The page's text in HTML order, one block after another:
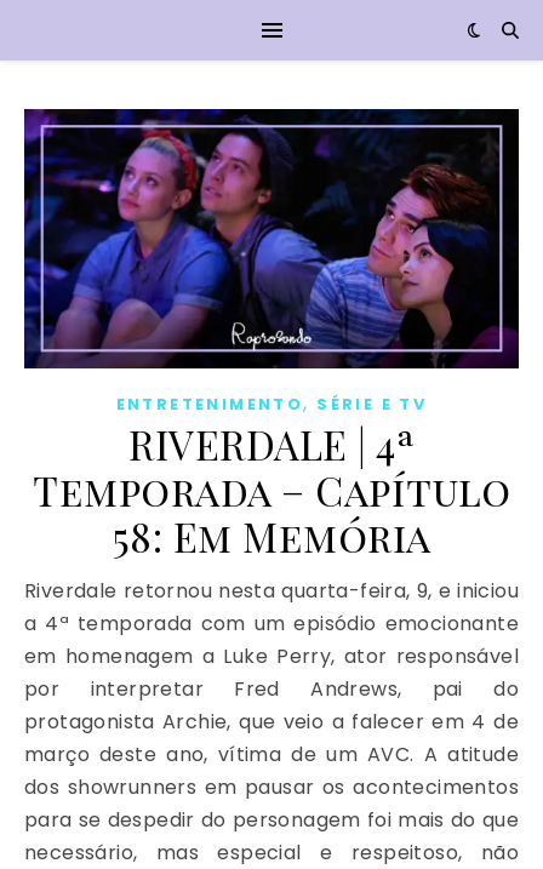
ENTRETENIMENTO, SÉRIE E TV
RIVERDALE | 4ª
Temporada – Capítulo
58: Em Memória
Riverdale retornou nesta quarta-feira, 9, e iniciou
a 4ª temporada com um episódio emocionante
em homenagem a Luke Perry, ator responsável
por interpretar Fred Andrews, pai do
protagonista Archie, que veio a falecer em 4 de
março deste ano, vítima de um AVC. A atitude
dos showrunners em pausar os acontecimentos
para se despedir do personagem foi mais do que
necessário, mas especial e respeitoso, não